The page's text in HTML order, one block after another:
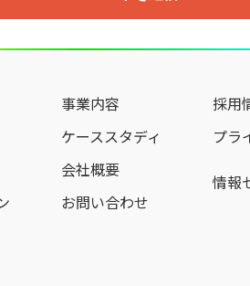
事業内容
ケーススタディ
会社概要
お問い合わせ
採用
プラ
情報